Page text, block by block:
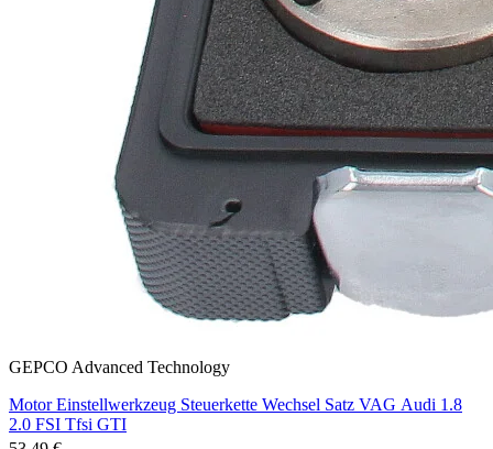
GEPCO Advanced Technology
Motor Einstellwerkzeug Steuerkette Wechsel Satz VAG Audi 1.8
2.0 FSI Tfsi GTI